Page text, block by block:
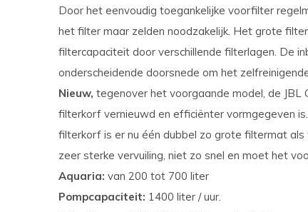
Door het eenvoudig toegankelijke voorfilter
het filter maar zelden noodzakelijk. Het grote
filtercapaciteit door verschillende filterlagen. De
onderscheidende doorsnede om het
Nieuw, tegenover het voorgaande model, de
filterkorf vernieuwd en efficiënter vormgegeven
filterkorf is er nu één dubbel zo grote filtermat
zeer sterke vervuiling, niet zo snel en moet het
Aquaria: van 200 tot 700 liter
Pompcapaciteit: 1400 liter / uur.